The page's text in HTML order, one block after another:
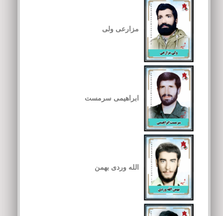
مزارعی ولی
ابراهیمی سرمست
الله وردی بهمن